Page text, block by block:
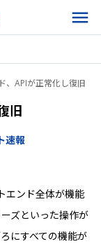
、APIが正常化し復旧
旧
速報
エンド全体が機能
ズといった操作が
にすべての機能が